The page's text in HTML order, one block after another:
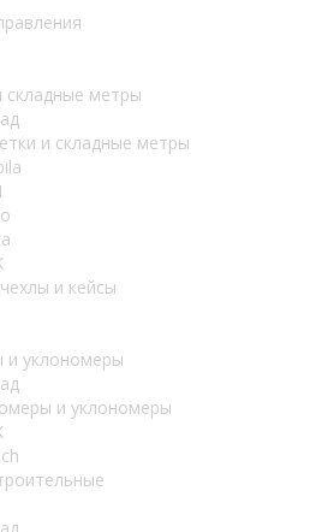
складные метры
и складные метры
и кейсы
и уклономеры
и уклономеры